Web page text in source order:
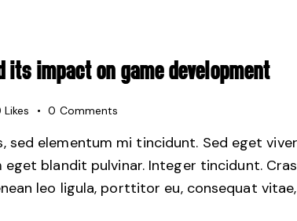
ITS IMPACT ON GAME DEVELOPMENT
Likes 0 Comments
sed elementum mi tincidunt. Sed eget
blandit pulvinar. Integer tincidunt.
leo ligula, porttitor eu, consequat